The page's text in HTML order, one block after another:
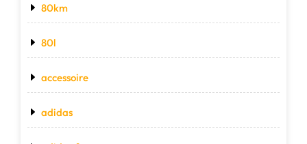
80km
80l
accessoire
adidas